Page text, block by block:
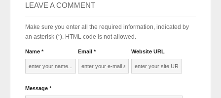
LEAVE A COMMENT
Make sure you enter all the required information, indicated by
an asterisk (*). HTML code is not allowed.
Name * Email * Website URL
Message *